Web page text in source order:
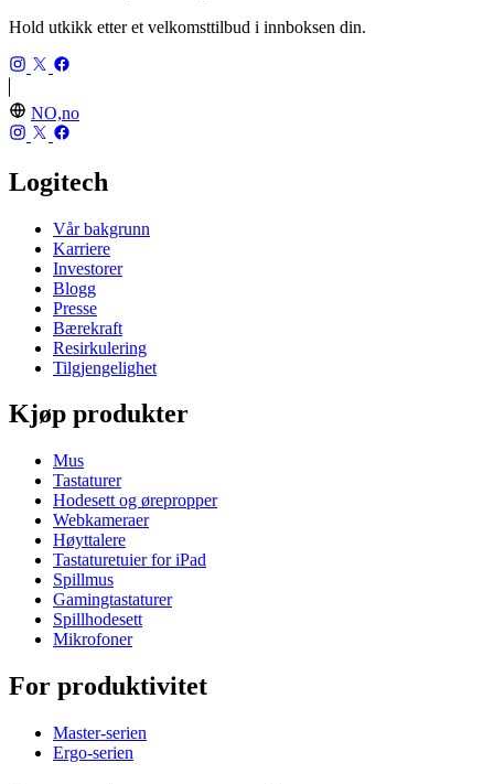
Hold utkikk etter et velkomsttilbud i innboksen din.
NO,no
Logitech
Vår bakgrunn
Karriere
Investorer
Blogg
Presse
Bærekraft
Resirkulering
Tilgjengelighet
Kjøp produkter
Mus
Tastaturer
Hodesett og ørepropper
Webkameraer
Høyttalere
Tastaturetuier for iPad
Spillmus
Gamingtastaturer
Spillhodesett
Mikrofoner
For produktivitet
Master-serien
Ergo-serien